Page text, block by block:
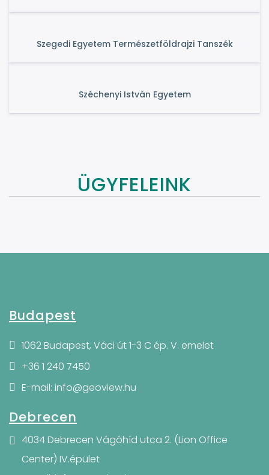
Szegedi Egyetem Természetföldrajzi Tanszék
Széchenyi István Egyetem
ÜGYFELEINK
Budapest
1062 Budapest, Váci út 1-3 C ép. V. emelet
+36 1 240 7450
E-mail: info@geoview.hu
Debrecen
4034 Debrecen Vágóhíd utca 2. (Lion Office
Center) IV.épület